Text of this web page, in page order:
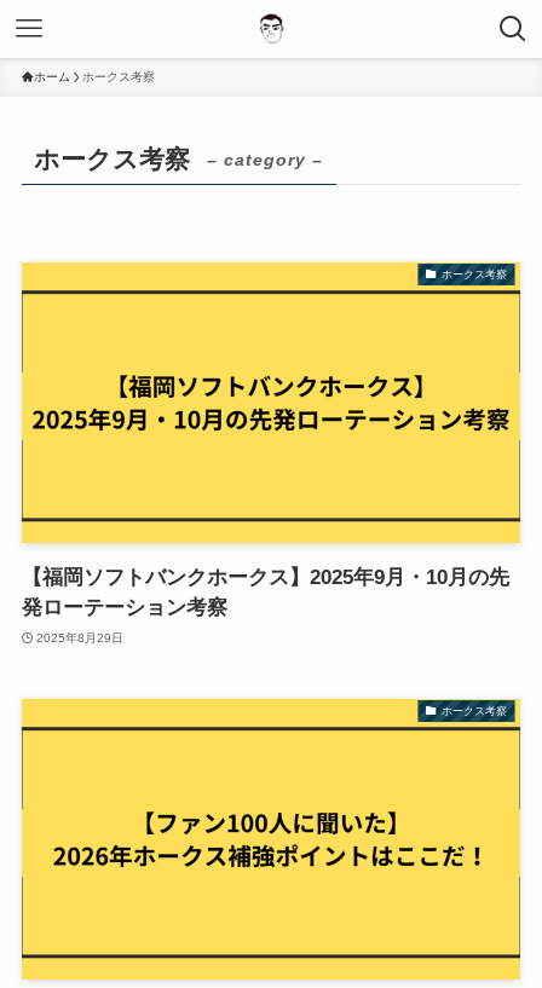
ホーム ホークス考察
ホークス考察 – category –
ホークス考察
【福岡ソフトバンクホークス】2025年9月・10月の先
発ローテーション考察
2025年8月29日
ホークス考察